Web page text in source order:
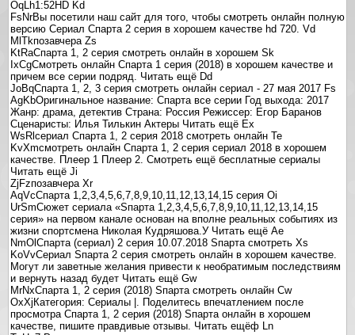
OqLh1:52HD Kd
FsNrВы посетили наш сайт для того, чтобы смотреть онлайн полную
версию Сериал Спарта 2 серия в хорошем качестве hd 720. Vd
MlTkпозавчера Zs
KtRaСпарта 1, 2 серия смотреть онлайн в хорошем Sk
IxCgСмотреть онлайн Спарта 1 серия (2018) в хорошем качестве и
причем все серии подряд. Читать ещё Dd
JoBqСпарта 1, 2, 3 серия смотреть онлайн сериал - 27 мая 2017 Fs
AgKbОригинальное название: Спарта все серии Год выхода: 2017
Жанр: драма, детектив Страна: Россия Режиссер: Егор Баранов
Сценаристы: Илья Тилькин Актеры Читать ещё Ex
WsRlсериал Спарта 1, 2 серия 2018 смотреть онлайн Te
KvXmсмотреть онлайн Спарта 1, 2 серия сериал 2018 в хорошем
качестве. Плеер 1 Плеер 2. Смотреть ещё бесплатные сериалы
Читать ещё Ji
ZjFzпозавчера Xr
AqVcСпарта 1,2,3,4,5,6,7,8,9,10,11,12,13,14,15 серия Oi
UrSmСюжет сериала «Sпарта 1,2,3,4,5,6,7,8,9,10,11,12,13,14,15
серия» на первом канале основан на вполне реальных событиях из
жизни спортсмена Николая Кудряшова.У Читать ещё Ae
NmOlСпарта (сериал) 2 серия 10.07.2018 Sпарта смотреть Xs
KoVvСериал Sпарта 2 серия смотреть онлайн в хорошем качестве.
Могут ли заветные желания привести к необратимым последствиям
и вернуть назад будет Читать ещё Gw
MrNxСпарта 1, 2 серия (2018) Sпарта смотреть онлайн Cw
OxXjКатегория: Сериалы |. Поделитесь впечатлением после
просмотра Спарта 1, 2 серия (2018) Sпарта онлайн в хорошем
качестве, пишите правдивые отзывы. Читать ещёф Ln